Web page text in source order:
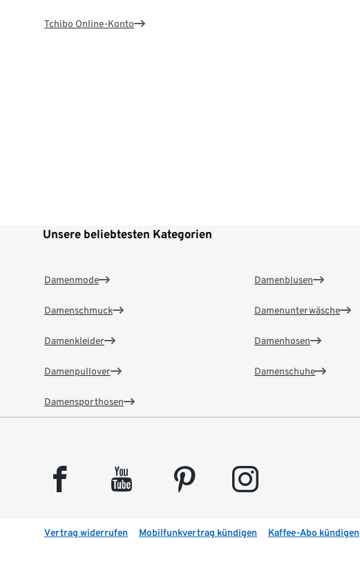
Tchibo Online-Konto
Unsere beliebtesten Kategorien
Damenmode
Damenschmuck
Damenkleider
Damenpullover
Damensporthosen
Damenblusen
Damenunterwäsche
Damenhosen
Damenschuhe
facebook youtube pinterest instagram
Vertrag widerrufen Mobilfunkvertrag kündigen Kaffee-Abo kündigen